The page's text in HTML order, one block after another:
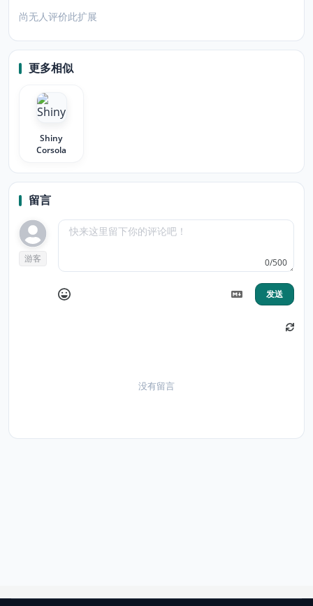
尚无人评价此扩展
更多相似
Shiny
Corsola
留言
游客 0/500
发送
没有留言